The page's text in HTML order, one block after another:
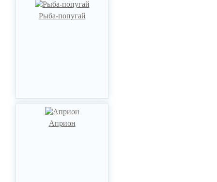
Рыба-попугай
Априон